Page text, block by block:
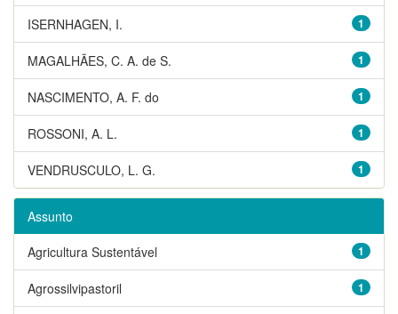
1
ISERNHAGEN, I.
1
MAGALHÃES, C. A. de S.
1
NASCIMENTO, A. F. do
1
ROSSONI, A. L.
1
VENDRUSCULO, L. G.
Assunto
1
Agricultura Sustentável
1
Agrossilvipastoril